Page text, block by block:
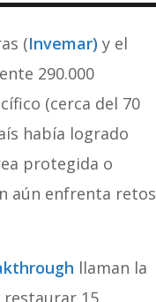
(Invemar) y el
290.000
(cerca del 70
había logrado
protegida o
aún enfrenta retos
llaman la
15